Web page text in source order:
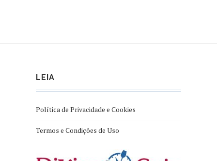
LEIA
Política de Privacidade e Cookies
Termos e Condições de Uso